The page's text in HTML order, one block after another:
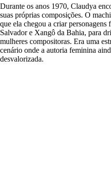
Durante os anos 1970, Claudya
suas próprias composições. O
que ela chegou a criar
Salvador e Xangô da Bahia, para
mulheres compositoras. Era uma
cenário onde a autoria feminina
desvalorizada.